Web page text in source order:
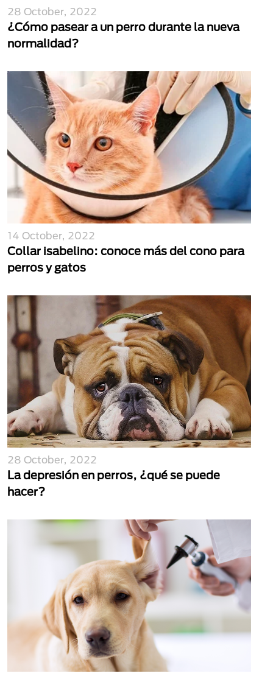
28 October, 2022
¿Cómo pasear a un perro durante la nueva
normalidad?
14 October, 2022
Collar isabelino: conoce más del cono para
perros y gatos
28 October, 2022
La depresión en perros, ¿qué se puede
hacer?